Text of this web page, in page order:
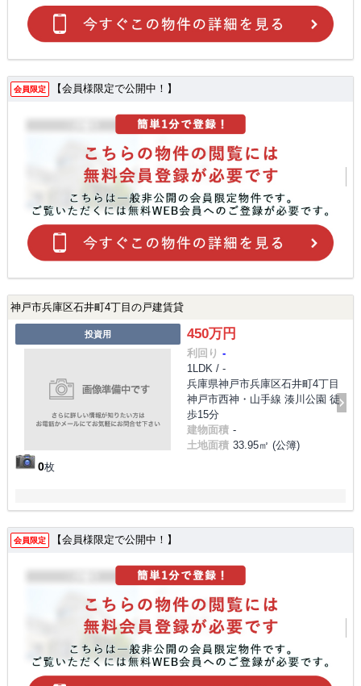
会員限定 【会員様限定で公開中！】
神戸市兵庫区石井町4丁目の戸建賃貸
投資用
0枚
450万円
利回り -
1LDK / -
兵庫県神戸市兵庫区石井町4丁目
神戸市西神・山手線 湊川公園 徒
歩15分
建物面積 -
土地面積 33.95㎡ (公簿)
会員限定 【会員様限定で公開中！】